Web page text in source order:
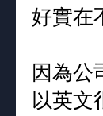
好實在
因為公
以英文